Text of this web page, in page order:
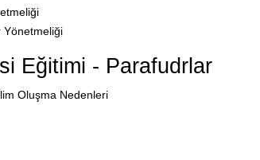
Yönetmeliği
- Parafudrlar
Oluşma Nedenleri